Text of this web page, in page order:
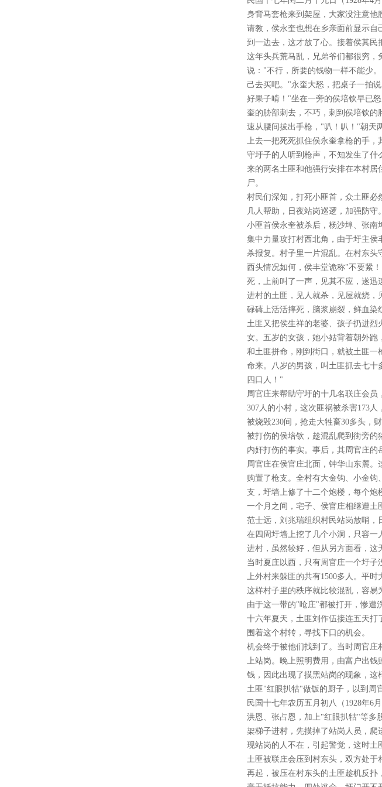
身背马套枪来到架屋，大家没注意
请教，侯永奎也想在乡亲面前显示
到一边去，这才放了心。接着侯其民
这年头兵荒马乱，兄弟爷们都很穷
说："不行，所要的钱物一样不能少
己去买吧。"永奎大怒，把桌子一拍
好果子啃！"坐在一旁的侯培钦早已
奎的胁部刺去，不巧，刺到侯培钦
速从腰间拔出手枪，"叭！叭！"朝天
上去一把死死抓住侯永奎拿枪的手，
守圩子的人听到枪声，不知发生了
来的两名土匪和他强行安排在本村
尸。
村民们深知，打死小匪首，众土匪
几人帮助，日夜站岗巡逻，加强防守。
小匪首侯永奎被杀后，杨沙埠、张南
集中力量攻打村西北角，由于圩主
杀报复。村子里一片混乱。在村东头
西头情况如何，侯丰堂诡称"不要紧
死，上前叫了一声，见其不应，遂迅
进村的土匪，见人就杀，见屋就烧
碌碡上活活摔死，脑浆崩裂，鲜血染
土匪又把侯生祥的老婆、孩子扔进烈
女。五岁的女孩，她小姑背着朝外
和土匪拼命，刚到街口，就被土匪一
命来。八岁的男孩，叫土匪抓去七十
四口人！"
周官庄来帮助守圩的十几名联庄会员
307人的小村，这次匪祸被杀害173人
被烧毁230间，抢走大牲畜30多头，
被打伤的侯培钦，趁混乱爬到街旁
内奸打伤的事实。事后，其周官庄的
周官庄在侯官庄北面，钟华山东麓
购置了枪支。全村有大金钩、小金
支，圩墙上修了十二个炮楼，每个炮
一个月之间，宅子、侯官庄相继遭
范士远，刘兆瑞组织村民站岗放哨
在四周圩墙上挖了几个小洞，只容一
进村，虽然较好，但从另方面看，这
当时夏庄以西，只有周官庄一个圩
上外村来躲匪的共有1500多人。平
这样村子里的秩序就比较混乱，容易
由于这一带的"呛庄"都被打开，惨遭
十六年夏天，土匪刘作伍接连五天
围着这个村转，寻找下口的机会。
机会终于被他们找到了。当时周官
上站岗。晚上照明费用，由富户出
钱，因此出现了摸黑站岗的现象，
土匪"红眼扒牯"做饭的厨子，以到周
民国十七年农历五月初八（1928年6
洪恩、张占恩，加上"红眼扒牯"等多
架梯子进村，先摸掉了站岗人员，
现站岗的人不在，引起警觉，这时
土匪被联庄会压到村东头，双方处
再起，被压在村东头的土匪趁机反扑